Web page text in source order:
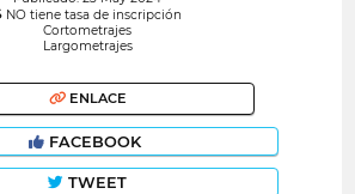
NO tiene tasa de inscripción
Cortometrajes
Largometrajes
ENLACE
FACEBOOK
TWEET